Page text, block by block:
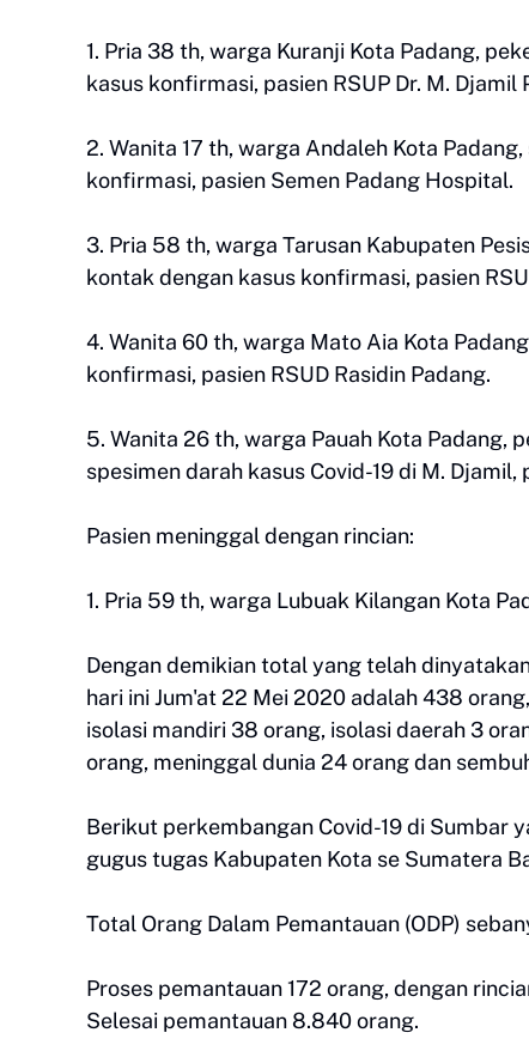
1. Pria 38 th, warga Kuranji Kota Padang,
kasus konfirmasi, pasien RSUP Dr. M. Djamil
2. Wanita 17 th, warga Andaleh Kota
konfirmasi, pasien Semen Padang Hospital.
3. Pria 58 th, warga Tarusan Kabupaten
kontak dengan kasus konfirmasi, pasien
4. Wanita 60 th, warga Mato Aia Kota
konfirmasi, pasien RSUD Rasidin Padang.
5. Wanita 26 th, warga Pauah Kota
spesimen darah kasus Covid-19 di M. Djamil,
Pasien meninggal dengan rincian:
1. Pria 59 th, warga Lubuak Kilangan Kota
Dengan demikian total yang telah
hari ini Jum'at 22 Mei 2020 adalah 438
isolasi mandiri 38 orang, isolasi daerah 3
orang, meninggal dunia 24 orang dan
Berikut perkembangan Covid-19 di Sumbar
gugus tugas Kabupaten Kota se Sumatera
Total Orang Dalam Pemantauan (ODP)
Proses pemantauan 172 orang, dengan
Selesai pemantauan 8.840 orang.